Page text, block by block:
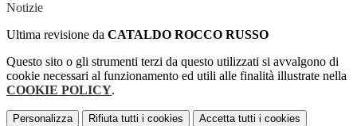
Notizie
Ultima revisione da CATALDO ROCCO RUSSO
Questo sito o gli strumenti terzi da questo utilizzati si avvalgono di
cookie necessari al funzionamento ed utili alle finalità illustrate nella
COOKIE POLICY.
Personalizza Rifiuta tutti i cookies Accetta tutti i cookies